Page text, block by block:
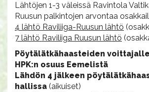
Lähtöjen 1-3 väleissä Ravintola
Ruusun palkintojen arvontaa
4 lähtö Raviliiga-Ruusun lähtö
7 lähtö Raviliiga Ruusun lähtö
Pöytälätkähaasteiden
HPK:n osuus Eemelistä
Lähdön 4 jälkeen
hallissa (aikuiset)